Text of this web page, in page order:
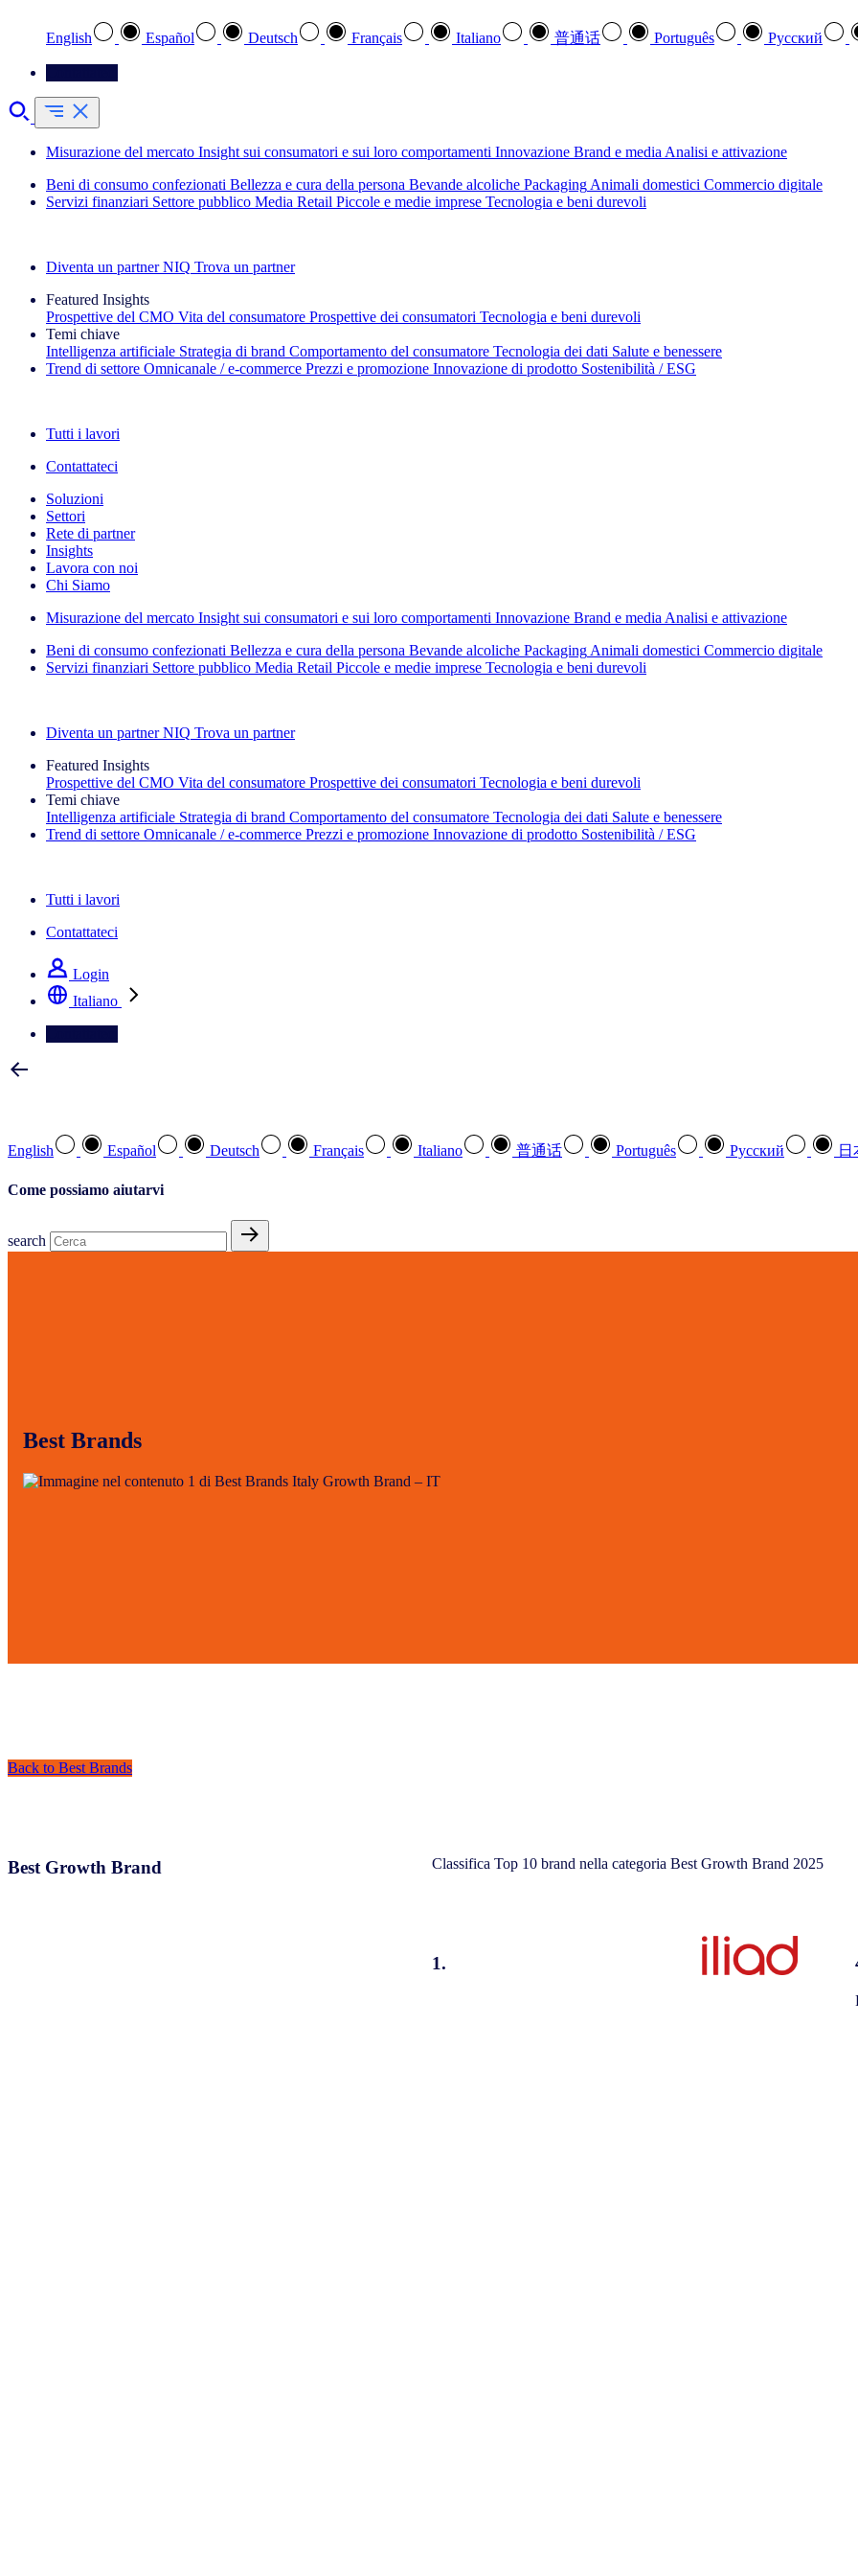
English Español Deutsch Français Italiano 普通话 Português Pусский
Misurazione del mercato Insight sui consumatori e sui loro comportamenti Innovazione Brand e media Analisi e attivazione
Beni di consumo confezionati Bellezza e cura della persona Bevande alcoliche Packaging Animali domestici Commercio digitale
Servizi finanziari Settore pubblico Media Retail Piccole e medie imprese Tecnologia e beni durevoli
Diventa un partner NIQ Trova un partner
Featured Insights
Prospettive del CMO Vita del consumatore Prospettive dei consumatori Tecnologia e beni durevoli
Temi chiave
Intelligenza artificiale Strategia di brand Comportamento del consumatore Tecnologia dei dati Salute e benessere
Trend di settore Omnicanale / e‑commerce Prezzi e promozione Innovazione di prodotto Sostenibilità / ESG
Tutti i lavori
Contattateci
Soluzioni
Settori
Rete di partner
Insights
Lavora con noi
Chi Siamo
Misurazione del mercato Insight sui consumatori e sui loro comportamenti Innovazione Brand e media Analisi e attivazione
Beni di consumo confezionati Bellezza e cura della persona Bevande alcoliche Packaging Animali domestici Commercio digitale
Servizi finanziari Settore pubblico Media Retail Piccole e medie imprese Tecnologia e beni durevoli
Diventa un partner NIQ Trova un partner
Featured Insights
Prospettive del CMO Vita del consumatore Prospettive dei consumatori Tecnologia e beni durevoli
Temi chiave
Intelligenza artificiale Strategia di brand Comportamento del consumatore Tecnologia dei dati Salute e benessere
Trend di settore Omnicanale / e‑commerce Prezzi e promozione Innovazione di prodotto Sostenibilità / ESG
Tutti i lavori
Contattateci
Login
Italiano
English Español Deutsch Français Italiano 普通话 Português Pусский 日
Come possiamo aiutarvi
search
Best Brands
Back to Best Brands
Best Growth Brand Classifica Top 10 brand nella categoria Best Growth Brand 2025
1.